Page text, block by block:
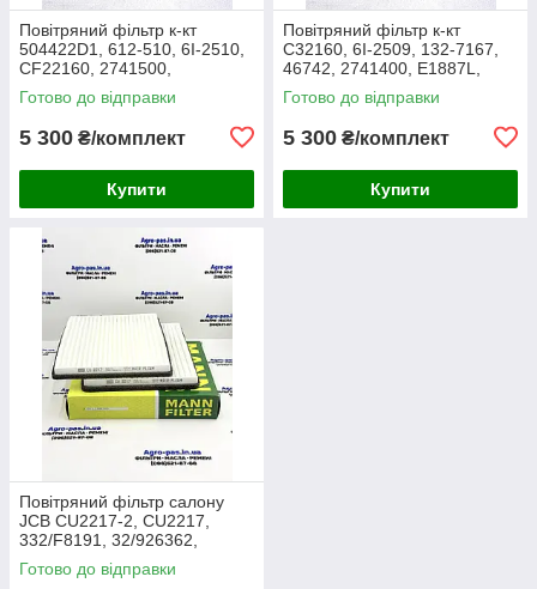
Повітряний фільтр к-кт
504422D1, 612-510, 6I-2510,
CF22160, 2741500,
AF25138M, P532510, MD-
7624S, SA16024, RS3511,
Готово до відправки
5 300 ₴/комплект
Купити
Повітряний фільтр к-кт
C32160, 6I-2509, 132-7167,
46742, 2741400, E1887L,
RS3514, SL5603, P532509,
FJ3468, MD-7624,
Готово до відправки
5 300 ₴/комплект
Купити
Повітряний фільтр салону
JCB CU2217-2, CU2217,
332/F8191, 32/926362,
30/926362, AA2983, CA-
43030, SC60055, SKL46354,
Готово до відправки